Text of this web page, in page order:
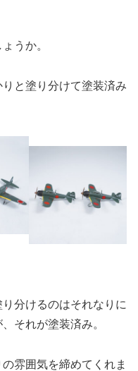
うか。
と塗り分けて塗装済み
分けるのはそれなりに
それが塗装済み。
雰囲気を締めてくれま